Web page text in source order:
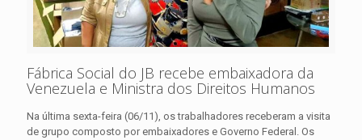
Fábrica Social do JB recebe embaixadora da
Venezuela e Ministra dos Direitos Humanos
Na última sexta-feira (06/11), os trabalhadores receberam a visita
de grupo composto por embaixadores e Governo Federal. Os